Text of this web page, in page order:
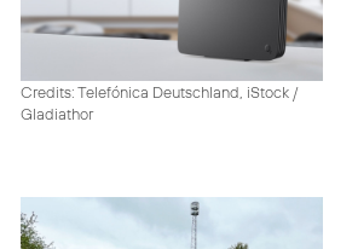
Credits: Telefónica Deutschland, iStock /
Gladiathor